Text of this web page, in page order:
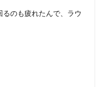
のも疲れたんで、ラウ